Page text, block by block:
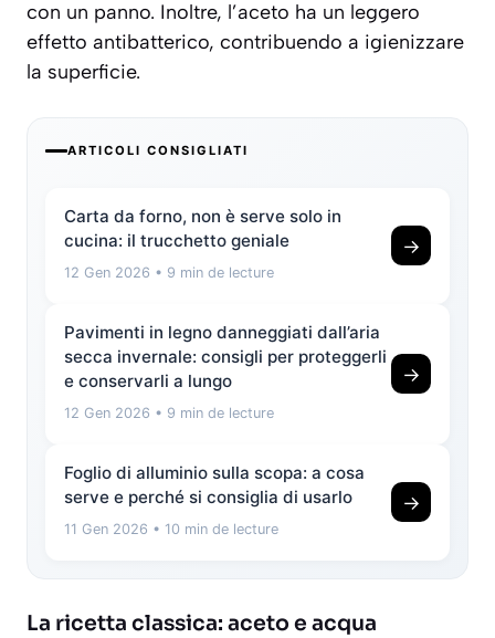
con un panno. Inoltre, l’aceto ha un leggero
effetto antibatterico, contribuendo a igienizzare
la superficie.
ARTICOLI CONSIGLIATI
Carta da forno, non è serve solo in
cucina: il trucchetto geniale
12 Gen 2026 • 9 min de lecture
→
Pavimenti in legno danneggiati dall’aria
secca invernale: consigli per proteggerli
e conservarli a lungo
12 Gen 2026 • 9 min de lecture
→
Foglio di alluminio sulla scopa: a cosa
serve e perché si consiglia di usarlo
11 Gen 2026 • 10 min de lecture
→
La ricetta classica: aceto e acqua